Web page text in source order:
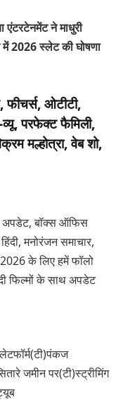
ने माधुरी
में 2026 स्लेट की घोषणा
ओटीटी,
व्यू, परफेक्ट फैमिली,
मल्होत्रा, वेब शो,
अपडेट, बॉक्स ऑफिस
मनोरंजन समाचार,
के लिए हमें फॉलो
फिल्मों के साथ अपडेट
जमीन पर(टी)स्ट्रीमिंग